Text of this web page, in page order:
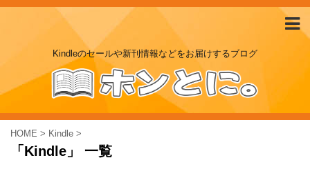
Kindleのセールや新刊情報などをお届けするブログ
HOME > Kindle >
「Kindle」 一覧